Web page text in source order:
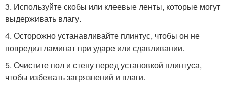
3. Используйте скобы или клеевые ленты, которые могут
выдерживать влагу.
4. Осторожно устанавливайте плинтус, чтобы он не
повредил ламинат при ударе или сдавливании.
5. Очистите пол и стену перед установкой плинтуса,
чтобы избежать загрязнений и влаги.